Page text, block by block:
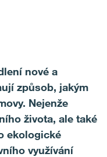
nové a
způsob, jakým
Nejenže
života, ale také
ekologické
využívání